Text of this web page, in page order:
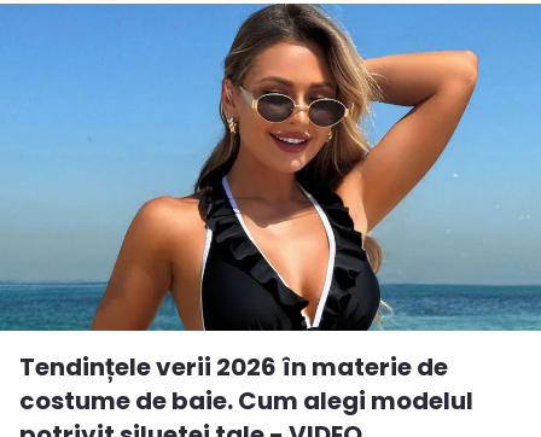
Tendințele verii 2026 în materie de
costume de baie. Cum alegi modelul